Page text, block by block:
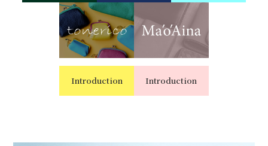
Introduction Introduction